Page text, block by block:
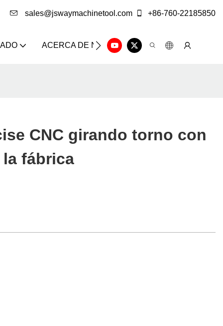
sales@jswaymachinetool.com +86-760-22185850
ACERCA DE NOSOTROS SOLUCIÓN
CNC girando torno con
fábrica